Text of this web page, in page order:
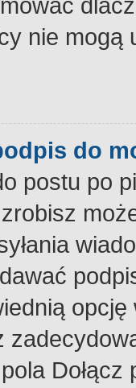
nie
do
postu po